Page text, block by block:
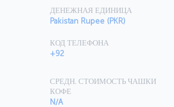
ДЕНЕЖНАЯ ЕДИНИЦА
Pakistan Rupee (PKR)
КОД ТЕЛЕФОНА
+92
СРЕДН. СТОИМОСТЬ ЧАШКИ
КОФЕ
N/A